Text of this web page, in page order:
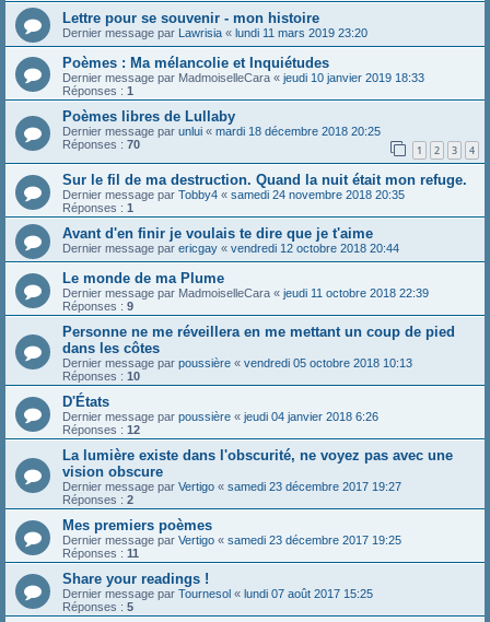
Lettre pour se souvenir - mon histoire
Dernier message par Lawrisia « lundi 11 mars 2019 23:20
Poèmes : Ma mélancolie et Inquiétudes
Dernier message par MadmoiselleCara « jeudi 10 janvier 2019 18:33
Réponses : 1
Poèmes libres de Lullaby
Dernier message par unlui « mardi 18 décembre 2018 20:25
Réponses : 70 1 2 3 4
Sur le fil de ma destruction. Quand la nuit était mon refuge.
Dernier message par Tobby4 « samedi 24 novembre 2018 20:35
Réponses : 1
Avant d'en finir je voulais te dire que je t'aime
Dernier message par ericgay « vendredi 12 octobre 2018 20:44
Le monde de ma Plume
Dernier message par MadmoiselleCara « jeudi 11 octobre 2018 22:39
Réponses : 9
Personne ne me réveillera en me mettant un coup de pied
dans les côtes
Dernier message par poussière « vendredi 05 octobre 2018 10:13
Réponses : 10
D'États
Dernier message par poussière « jeudi 04 janvier 2018 6:26
Réponses : 12
La lumière existe dans l'obscurité, ne voyez pas avec une
vision obscure
Dernier message par Vertigo « samedi 23 décembre 2017 19:27
Réponses : 2
Mes premiers poèmes
Dernier message par Vertigo « samedi 23 décembre 2017 19:25
Réponses : 11
Share your readings !
Dernier message par Tournesol « lundi 07 août 2017 15:25
Réponses : 5